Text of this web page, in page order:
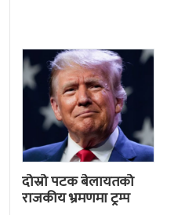
दोस्रो पटक बेलायतको
राजकीय भ्रमणमा ट्रम्प